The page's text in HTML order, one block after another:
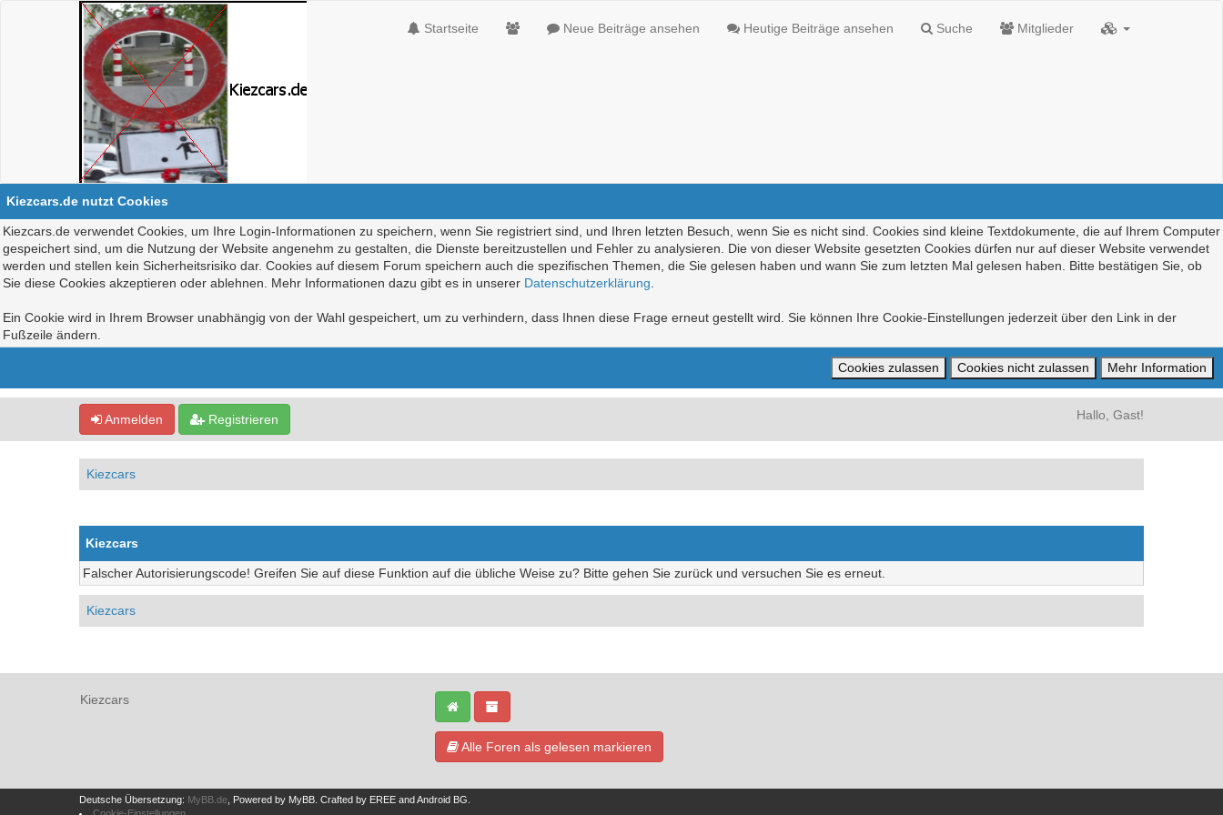
Startseite Neue Beiträge ansehen Heutige Beiträge ansehen Suche Mitglieder
Kiezcars.de nutzt Cookies
Kiezcars.de verwendet Cookies, um Ihre Login-Informationen zu speichern, wenn Sie registriert sind, und Ihren letzten Besuch, wenn Sie es nicht sind. Cookies sind kleine Textdokumente, die auf Ihrem Computer
gespeichert sind, um die Nutzung der Website angenehm zu gestalten, die Dienste bereitzustellen und Fehler zu analysieren. Die von dieser Website gesetzten Cookies dürfen nur auf dieser Website verwendet
werden und stellen kein Sicherheitsrisiko dar. Cookies auf diesem Forum speichern auch die spezifischen Themen, die Sie gelesen haben und wann Sie zum letzten Mal gelesen haben. Bitte bestätigen Sie, ob
Sie diese Cookies akzeptieren oder ablehnen. Mehr Informationen dazu gibt es in unserer Datenschutzerklärung
Ein Cookie wird in Ihrem Browser unabhängig von der Wahl gespeichert, um zu verhindern, dass Ihnen diese Frage erneut gestellt wird. Sie können Ihre Cookie-Einstellungen jederzeit über den Link in der
Fußzeile ändern.
Anmelden Registrieren Hallo, Gast!
Kiezcars
Kiezcars
Falscher Autorisierungscode! Greifen Sie auf diese Funktion auf die übliche Weise zu? Bitte gehen Sie zurück und versuchen Sie es erneut.
Kiezcars
Kiezcars
Alle Foren als gelesen markieren
Deutsche Übersetzung: MyBB.de , Powered by MyBB Crafted by EREE andAndroid BG